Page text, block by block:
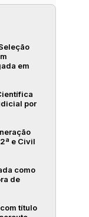
em
por
e Civil
como
de
título